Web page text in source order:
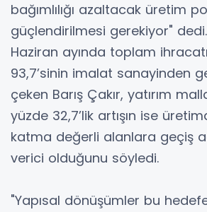
bağımlılığı azaltacak üretim
güçlendirilmesi gerekiyor" dedi.
Haziran ayında toplam
93,7’sinin imalat sanayinden
çeken Barış Çakır, yatırım
yüzde 32,7’lik artışın ise
katma değerli alanlara geçiş
verici olduğunu söyledi.
"Yapısal dönüşümler bu